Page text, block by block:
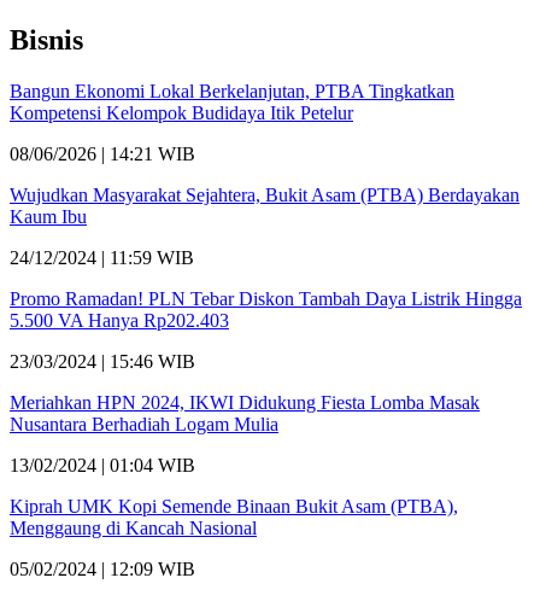
Bisnis
Bangun Ekonomi Lokal Berkelanjutan, PTBA Tingkatkan
Kompetensi Kelompok Budidaya Itik Petelur
08/06/2026 | 14:21 WIB
Wujudkan Masyarakat Sejahtera, Bukit Asam (PTBA) Berdayakan
Kaum Ibu
24/12/2024 | 11:59 WIB
Promo Ramadan! PLN Tebar Diskon Tambah Daya Listrik Hingga
5.500 VA Hanya Rp202.403
23/03/2024 | 15:46 WIB
Meriahkan HPN 2024, IKWI Didukung Fiesta Lomba Masak
Nusantara Berhadiah Logam Mulia
13/02/2024 | 01:04 WIB
Kiprah UMK Kopi Semende Binaan Bukit Asam (PTBA),
Menggaung di Kancah Nasional
05/02/2024 | 12:09 WIB